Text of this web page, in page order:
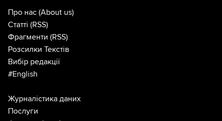
Про нас (About us)
Статті (RSS)
Фрагменти (RSS)
Розсилки Текстів
Вибір редакції
#English
Журналістика даних
Послуги